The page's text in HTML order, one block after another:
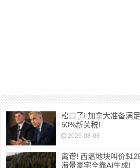
松口了! 加拿大准备满
50%新关税!
2026-08-08
离谱! 西温地块叫价
海景豪宅全靠AI生成!